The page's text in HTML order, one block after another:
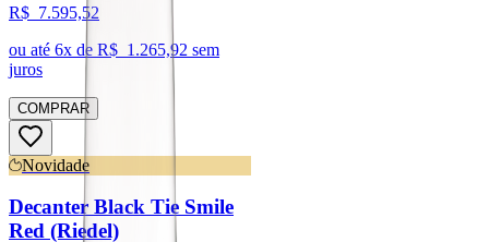
R$ 7.595,52
ou até 6x de R$ 1.265,92 sem
juros
COMPRAR
Novidade
Decanter Black Tie Smile
Red (Riedel)